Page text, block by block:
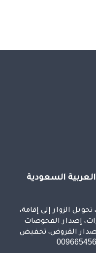
السعودية
الزوار إلى إقامة،
إصدار الفحوصات
إصدار القروض، تخفيض